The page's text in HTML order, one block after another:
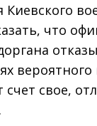
Киевского
что
свое,